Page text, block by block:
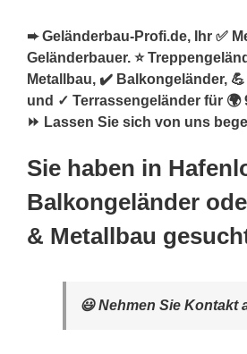
➨ Geländerbau-Profi.de, Ihr ✅
Geländerbauer. ⭐
Metallbau, ✔️ Balkongeländer,
und ✓ Terrassengeländer für 🌍
⏩ Lassen Sie sich von uns
Sie haben in
Balkongeländer
& Metallbau
😃 Nehmen Sie Kontakt